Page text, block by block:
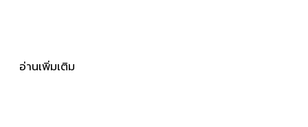
อ่านเพิ่มเติม